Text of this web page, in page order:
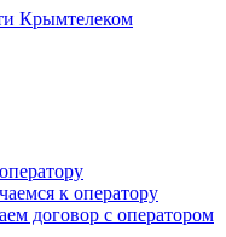
Крымтелеком
к оператору
договор с оператором